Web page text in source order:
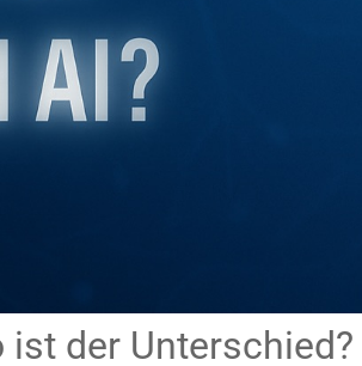
ist der Unterschied?